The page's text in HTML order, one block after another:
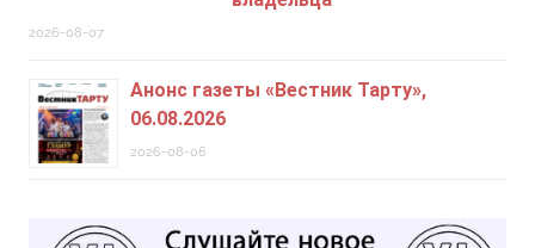
2026-08-07
Анонс газеты «Вестник Тарту»,
06.08.2026
2026-08-06